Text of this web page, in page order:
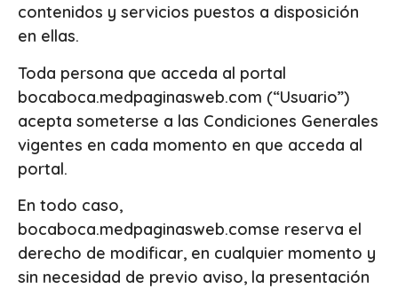
contenidos y servicios puestos a disposición
en ellas.
Toda persona que acceda al portal
bocaboca.medpaginasweb.com (“Usuario”)
acepta someterse a las Condiciones Generales
vigentes en cada momento en que acceda al
portal.
En todo caso,
bocaboca.medpaginasweb.comse reserva el
derecho de modificar, en cualquier momento y
sin necesidad de previo aviso, la presentación